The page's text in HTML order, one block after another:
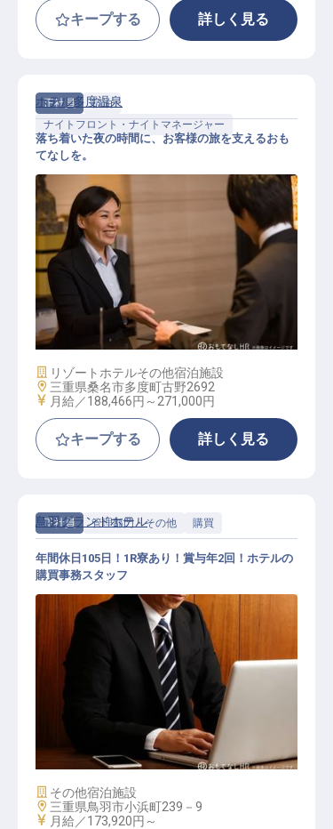
キープする 詳しく見る
正社員
宿泊
ナイトフロント・ナイトマネージャー
リゾートホテルのフロント夜勤スタ
ッフ
ホテル多度温泉
落ち着いた夜の時間に、お客様の旅を支えるおも
てなしを。
施設業態
リゾートホテルその他宿泊施設
勤務地
三重県桑名市多度町古野2692
給与
月給／188,466円～ 271,000円
キープする 詳しく見る
正社員 管理部門・その他 購買
購買 / 正社員
鳥羽グランドホテル
年間休日105日！1R寮あり！賞与年2回！ホテルの
購買事務スタッフ
施設業態
その他宿泊施設
勤務地
三重県鳥羽市小浜町239－9
給与
月給／173,920円～